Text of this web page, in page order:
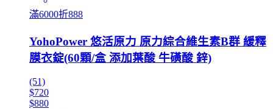
滿6000折888
YohoPower 悠活原力 原力綜合維生素B群 緩釋
膜衣錠(60顆/盒 添加葉酸 牛磺酸 鋅)
(51)
$720
$880